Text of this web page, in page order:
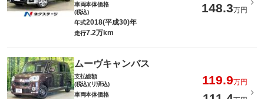
車両本体価格
(税込)
148.3万円
年式2018(平成30)年
走行7.2万km
ムーヴキャンバス
支払総額
(税込)(リ済込)
119.9万円
車両本体価格